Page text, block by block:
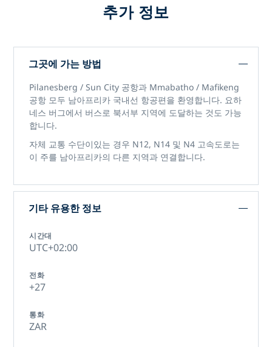
추가 정보
그곳에 가는 방법
Pilanesberg / Sun City 공항과 Mmabatho / Mafikeng
공항 모두 남아프리카 국내선 항공편을 환영합니다. 요하
네스 버그에서 버스로 북서부 지역에 도달하는 것도 가능
합니다.
자체 교통 수단이있는 경우 N12, N14 및 N4 고속도로는
이 주를 남아프리카의 다른 지역과 연결합니다.
기타 유용한 정보
시간대
UTC+02:00
전화
+27
통화
ZAR